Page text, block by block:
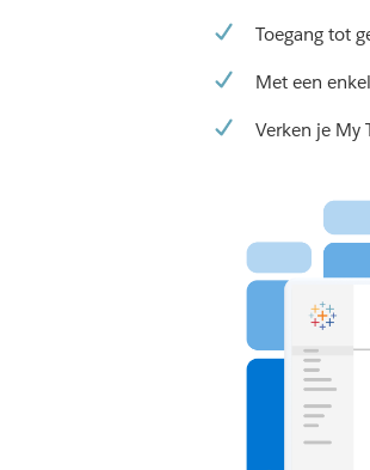
Toegang tot
Met een
Verken je My